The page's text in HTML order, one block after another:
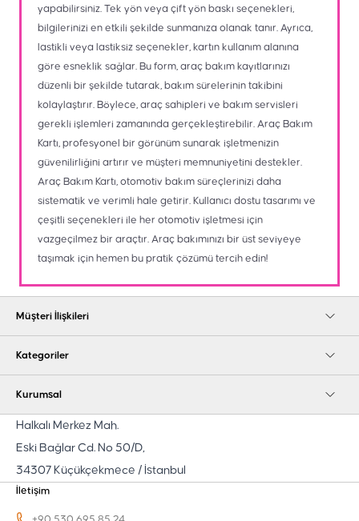
yapabilirsiniz. Tek yön veya çift yön baskı seçenekleri,
bilgilerinizi en etkili şekilde sunmanıza olanak tanır. Ayrıca,
lastikli veya lastiksiz seçenekler, kartın kullanım alanına
göre esneklik sağlar. Bu form, araç bakım kayıtlarınızı
düzenli bir şekilde tutarak, bakım sürelerinin takibini
kolaylaştırır. Böylece, araç sahipleri ve bakım servisleri
gerekli işlemleri zamanında gerçekleştirebilir. Araç Bakım
Kartı, profesyonel bir görünüm sunarak işletmenizin
güvenilirliğini artırır ve müşteri memnuniyetini destekler.
Araç Bakım Kartı, otomotiv bakım süreçlerinizi daha
sistematik ve verimli hale getirir. Kullanıcı dostu tasarımı ve
çeşitli seçenekleri ile her otomotiv işletmesi için
vazgeçilmez bir araçtır. Araç bakımınızı bir üst seviyeye
taşımak için hemen bu pratik çözümü tercih edin!
Müşteri İlişkileri
Kategoriler
Kurumsal
Halkalı Merkez Mah.
Eski Bağlar Cd. No 50/D,
34307 Küçükçekmece / İstanbul
İletişim